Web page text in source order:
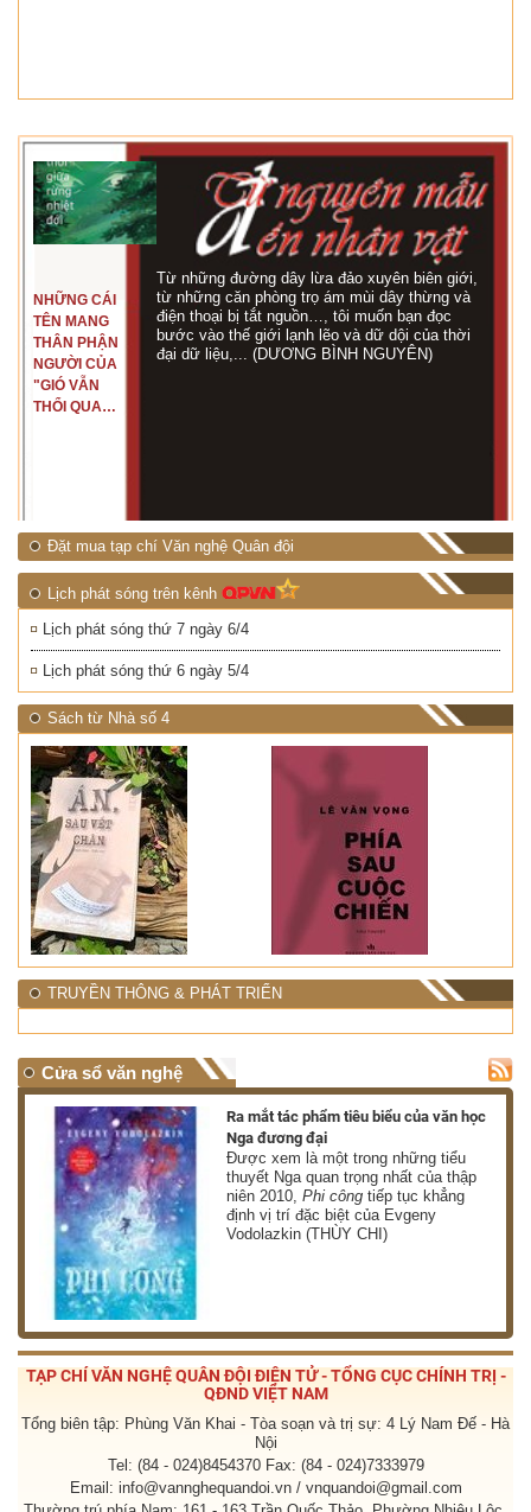
NHỮNG CÁI
TÊN MANG
THÂN PHẬN
NGƯỜI CỦA
"GIÓ VẪN
THỔI QUA
Từ những đường dây lừa đảo xuyên biên giới,
từ những căn phòng trọ ám mùi dây thừng và
điện thoại bị tắt nguồn…, tôi muốn bạn đọc
bước vào thế giới lạnh lẽo và dữ dội của thời
đại dữ liệu,... (DƯƠNG BÌNH NGUYÊN)
Đặt mua tạp chí Văn nghệ Quân đội
Lịch phát sóng trên kênh
Lịch phát sóng thứ 7 ngày 6/4
Lịch phát sóng thứ 6 ngày 5/4
Sách từ Nhà số 4
TRUYỀN THÔNG & PHÁT TRIỂN
Cửa sổ văn nghệ
Ra mắt tác phẩm tiêu biểu của văn học
Nga đương đại
Được xem là một trong những tiểu
thuyết Nga quan trọng nhất của thập
niên 2010,Phi công tiếp tục khẳng
định vị trí đặc biệt của Evgeny
Vodolazkin (THÙY CHI)
TẠP CHÍ VĂN NGHỆ QUÂN ĐỘI ĐIỆN TỬ - TỔNG CỤC CHÍNH TRỊ -
QĐND VIỆT NAM
Tổng biên tập: Phùng Văn Khai - Tòa soạn và trị sự: 4 Lý Nam Đế - Hà
Nội
Tel: (84 - 024)8454370 Fax: (84 - 024)7333979
Email: info@vannghequandoi.vn / vnquandoi@gmail.com